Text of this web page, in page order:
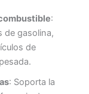
:
de gasolina,
de
: Soporta la